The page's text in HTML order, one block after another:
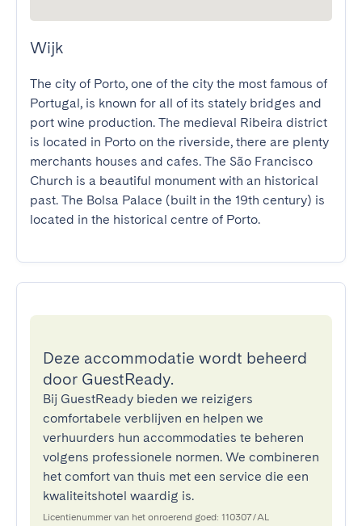
Wijk
The city of Porto, one of the city the most famous of
Portugal, is known for all of its stately bridges and
port wine production. The medieval Ribeira district
is located in Porto on the riverside, there are plenty
merchants houses and cafes. The São Francisco
Church is a beautiful monument with an historical
past. The Bolsa Palace (built in the 19th century) is
located in the historical centre of Porto.
Deze accommodatie wordt beheerd
door GuestReady.
Bij GuestReady bieden we reizigers
comfortabele verblijven en helpen we
verhuurders hun accommodaties te beheren
volgens professionele normen. We combineren
het comfort van thuis met een service die een
kwaliteitshotel waardig is.
Licentienummer van het onroerend goed: 110307/AL